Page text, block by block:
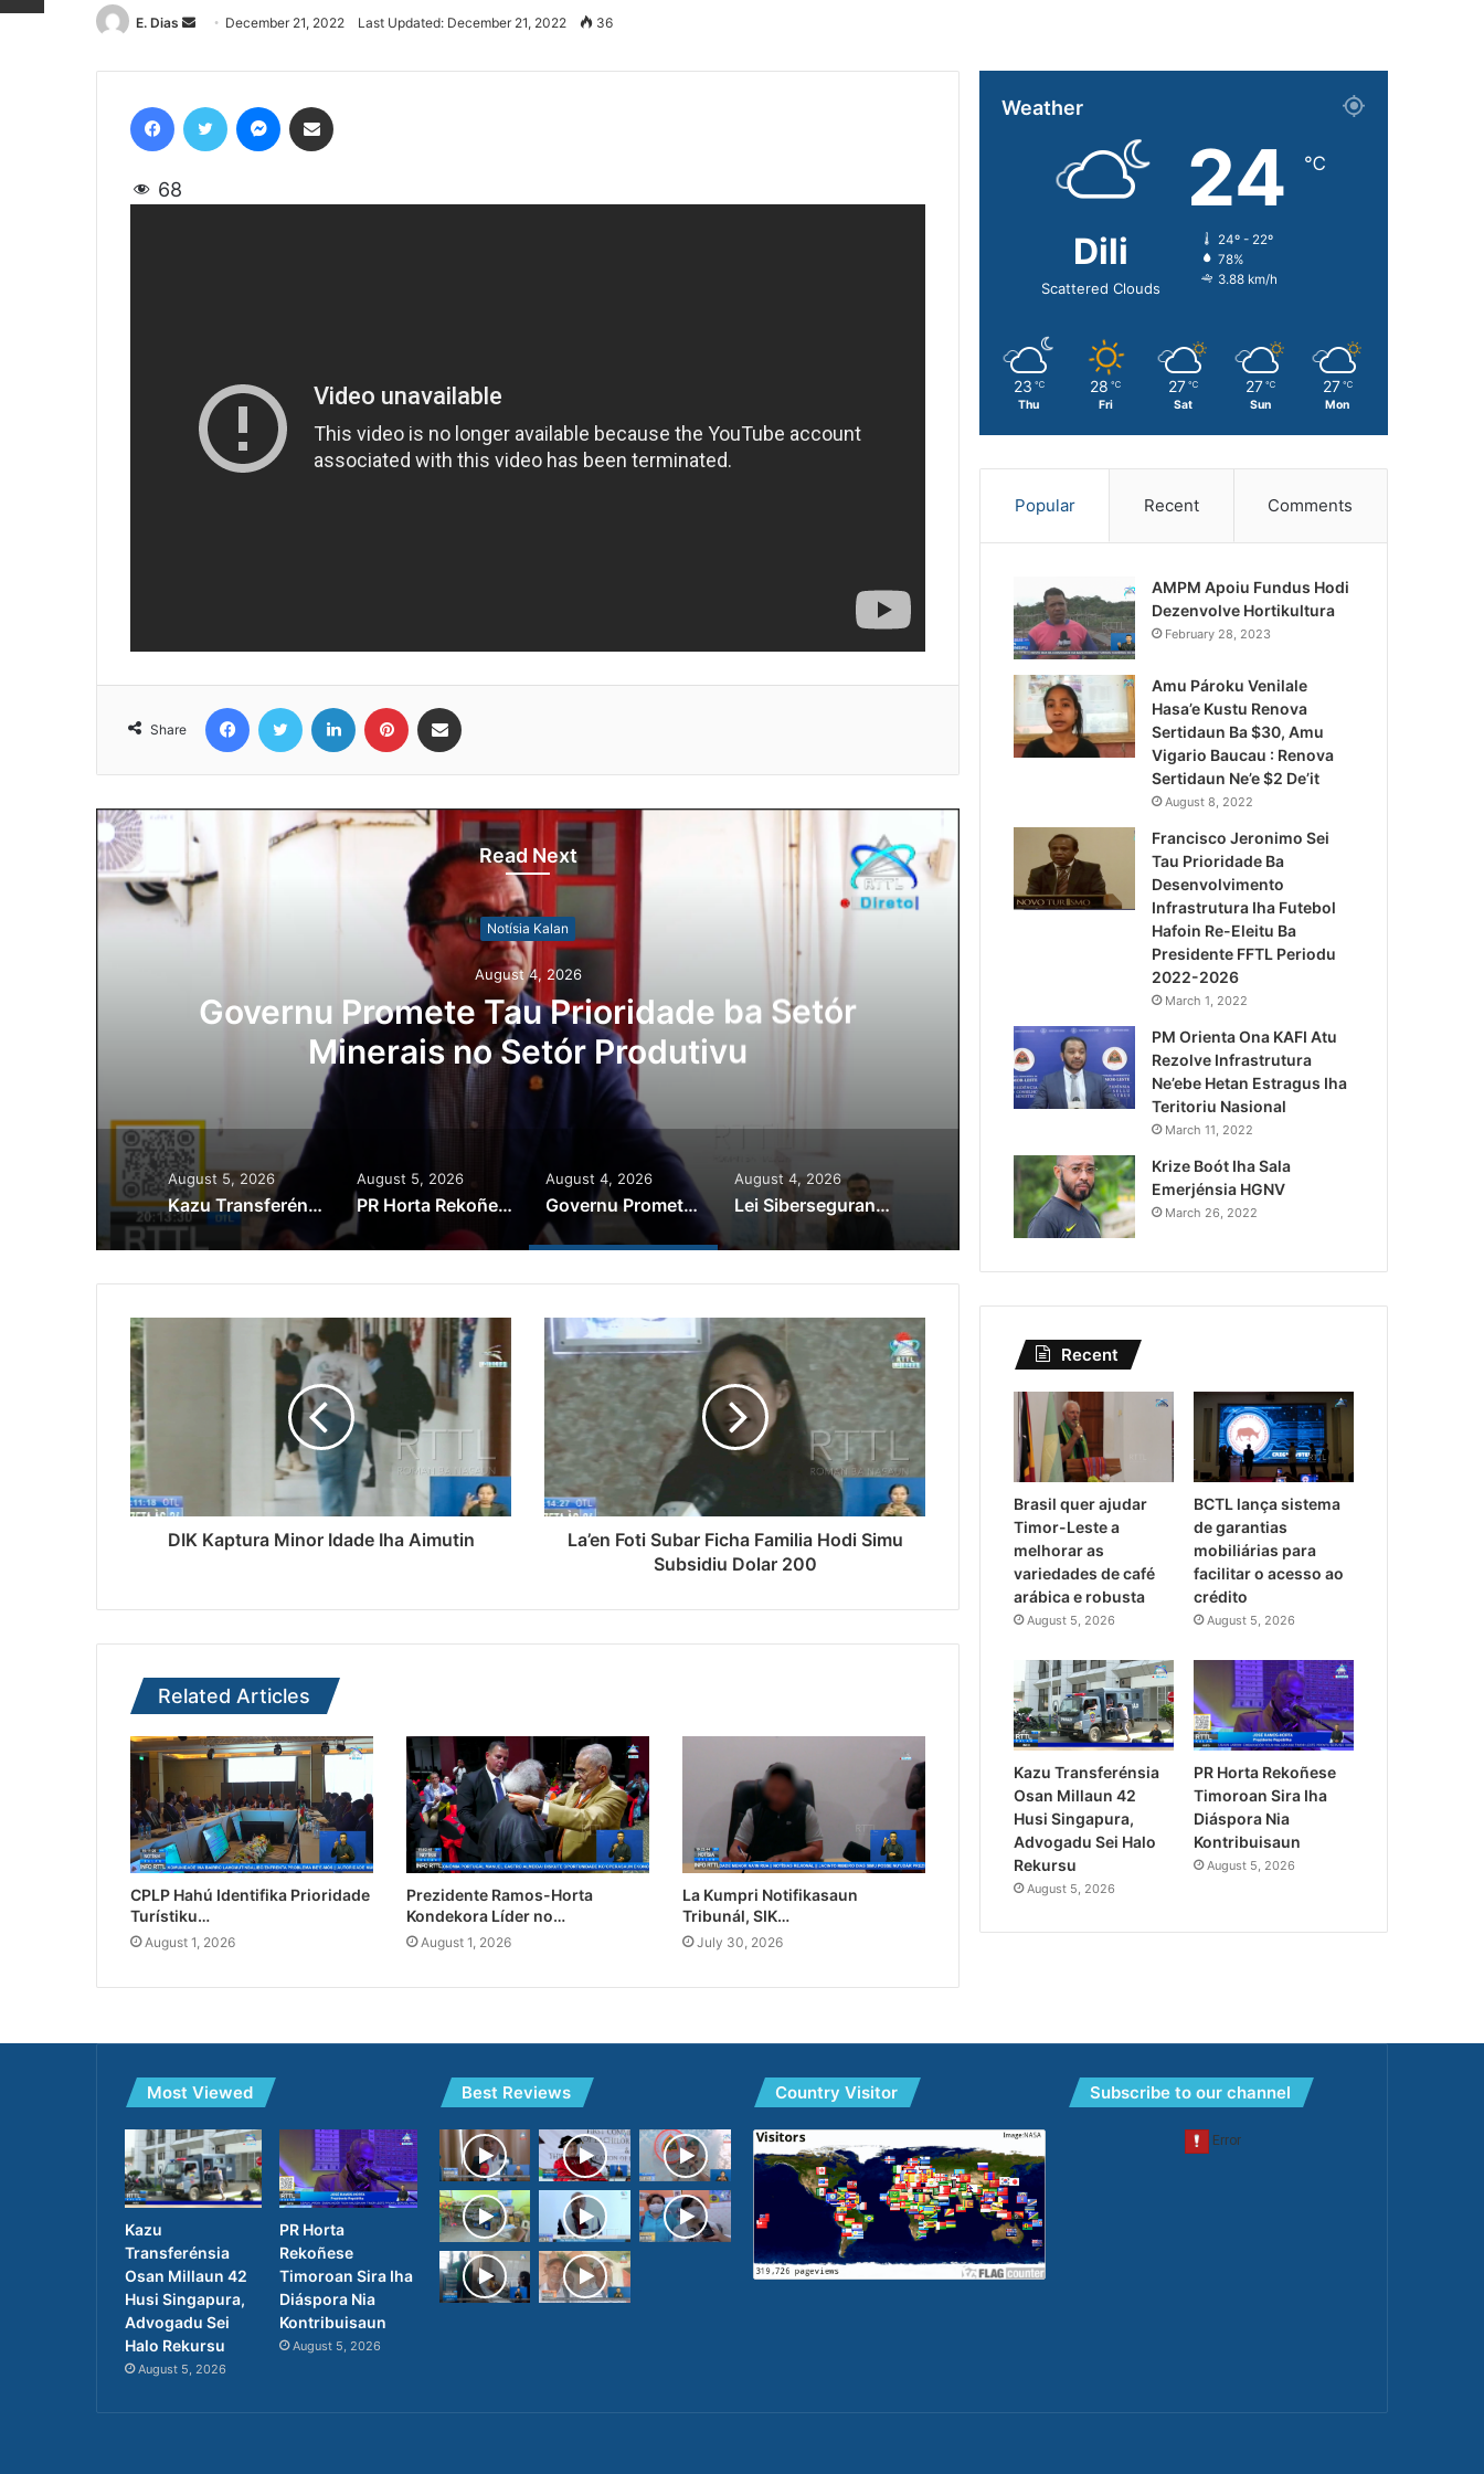
E. Dias
Send
email
December 21, 2022 Last Updated: December 21, 2022 36
68
Share
Read Next
Notísia Kalan
August 4, 2026
Governu Promete Tau Prioridade ba Setór
Minerais no Setór Produtivu
Lei Siberseguransa Ajuda
Kaptura Autór Kriminozu
Estranjeiru
August 5, 2026
Kazu Transferénsia Osan Millaun 42 Husi Singapura, Advogadu Sei Halo Rekursu
August 5, 2026
PR Horta Rekoñese Timoroan Sira Iha Diáspora Nia Kontribuisaun
August 4, 2026
Governu Promete Tau Prioridade ba Setór Minerais no Setór Produtivu
August 4, 2026
Lei Siberseguransa Ajuda Autoridade Polisiál Kaptura Autór Kriminozu ho Paradeiru Iha Estranjeiru
DIK Kaptura Minor Idade Iha Aimutin
La’en Foti Subar Ficha Familia Hodi Simu
Subsidiu Dolar 200
Related Articles
CPLP Hahú Identifika Prioridade
Turístiku…
August 1, 2026
Prezidente Ramos-Horta
Kondekora Líder no…
August 1, 2026
La Kumpri Notifikasaun
Tribunál, SIK…
July 30, 2026
Weather
Dili
Scattered Clouds
24 ℃
24º - 22º
78%
3.88 km/h
23 ℃
Thu
28 ℃
Fri
27 ℃
Sat
27 ℃
Sun
27 ℃
Mon
Popular Recent Comments
AMPM Apoiu Fundus Hodi
Dezenvolve Hortikultura
February 28, 2023
Amu Pároku Venilale
Hasa’e Kustu Renova
Sertidaun Ba $30, Amu
Vigario Baucau : Renova
Sertidaun Ne’e $2 De’it
August 8, 2022
Francisco Jeronimo Sei
Tau Prioridade Ba
Desenvolvimento
Infrastrutura Iha Futebol
Hafoin Re-Eleitu Ba
Presidente FFTL Periodu
2022-2026
March 1, 2022
PM Orienta Ona KAFI Atu
Rezolve Infrastrutura
Ne’ebe Hetan Estragus Iha
Teritoriu Nasional
March 11, 2022
Krize Boót Iha Sala
Emerjénsia HGNV
March 26, 2022
Recent
Brasil quer ajudar
Timor-Leste a
melhorar as
variedades de café
arábica e robusta
August 5, 2026
BCTL lança sistema
de garantias
mobiliárias para
facilitar o acesso ao
crédito
August 5, 2026
Kazu Transferénsia
Osan Millaun 42
Husi Singapura,
Advogadu Sei Halo
Rekursu
August 5, 2026
PR Horta Rekoñese
Timoroan Sira Iha
Diáspora Nia
Kontribuisaun
August 5, 2026
Most Viewed
Kazu
Transferénsia
Osan Millaun 42
Husi Singapura,
Advogadu Sei
Halo Rekursu
August 5, 2026
PR Horta
Rekoñese
Timoroan Sira Iha
Diáspora Nia
Kontribuisaun
August 5, 2026
Best Reviews Country Visitor Subscribe to our channel